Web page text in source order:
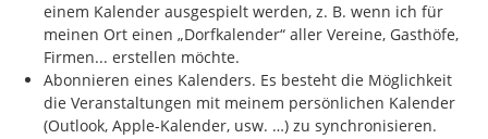
einem Kalender ausgespielt werden, z. B. wenn ich für
meinen Ort einen „Dorfkalender“ aller Vereine, Gasthöfe,
Firmen... erstellen möchte.
Abonnieren eines Kalenders. Es besteht die Möglichkeit
die Veranstaltungen mit meinem persönlichen Kalender
(Outlook, Apple-Kalender, usw. …) zu synchronisieren.